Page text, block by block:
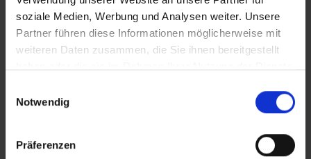
soziale Medien, Werbung und Analysen weiter. Unsere
Partner führen diese Informationen möglicherweise mit
weiteren Daten zusammen, die Sie ihnen bereitgestellt
Notwendig
Präferenzen
Zusätzliches Material